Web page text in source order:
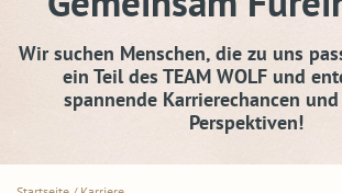
Wir suchen Menschen, die zu uns
ein Teil des TEAM WOLF und
spannende Karrierechancen
Perspektiven!